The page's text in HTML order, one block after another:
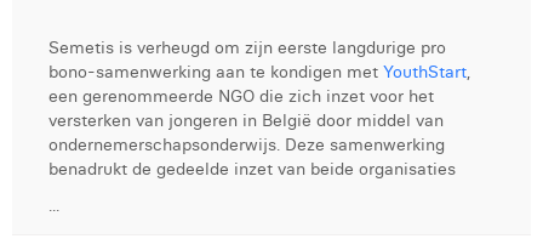
Manon Houppertz
Margaux Marien
Margaux Snakkers
Semetis is verheugd om zijn eerste langdurige pro
bono-samenwerking aan te kondigen met YouthStart,
een gerenommeerde NGO die zich inzet voor het
versterken van jongeren in België door middel van
ondernemerschapsonderwijs. Deze samenwerking
benadrukt de gedeelde inzet van beide organisaties
...